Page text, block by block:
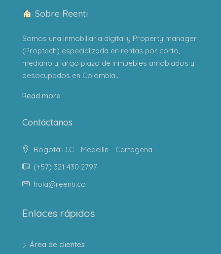
Sobre Reenti
Somos una Inmobiliaria digital y Property manager
(Proptech) especializada en rentas por corto,
mediano y largo plazo de inmuebles amoblados y
desocupados en Colombia...
Read more
Contáctanos
Bogotá D.C - Medellin - Cartagena
(+57) 321 430 2797
hola@reenti.co
Enlaces rápidos
Área de clientes